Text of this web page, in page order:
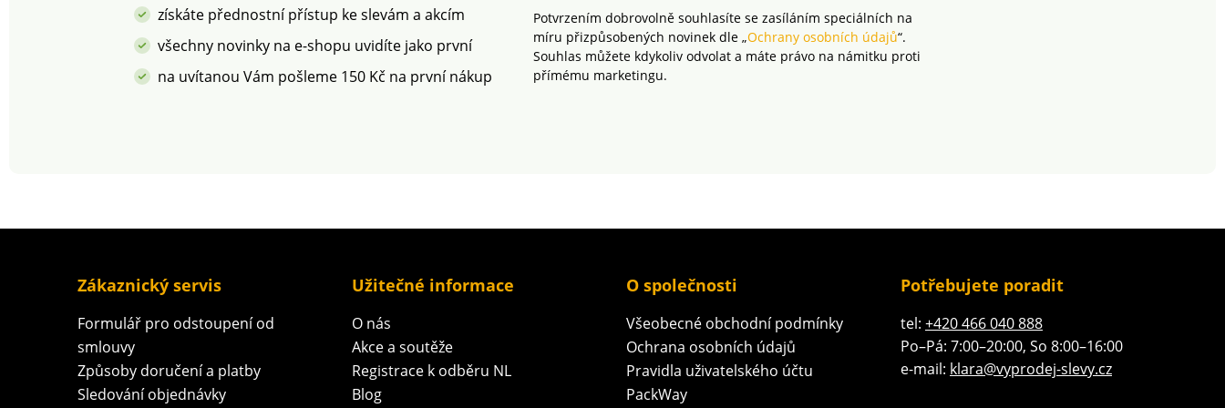
bezpečný nad rámec
platných norem. Lze prát
rámec platných norem.
Lze prát v pračce.
získáte přednostní přístup ke slevám a akcím
všechny novinky na e-shopu uvidíte jako první
na uvítanou Vám pošleme 150 Kč na první nákup
Potvrzením dobrovolně souhlasíte se zasíláním speciálních na
míru přizpůsobených novinek dle „Ochrany osobních údajů“.
Souhlas můžete kdykoliv odvolat a máte právo na námitku proti
přímému marketingu.
Zákaznický servis
Formulář pro odstoupení od
smlouvy
Způsoby doručení a platby
Sledování objednávky
Užitečné informace
O nás
Akce a soutěže
Registrace k odběru NL
Blog
O společnosti
Všeobecné obchodní podmínky
Ochrana osobních údajů
Pravidla uživatelského účtu
PackWay
Potřebujete poradit
tel: +420 466 040 888
Po–Pá: 7:00–20:00, So 8:00–16:00
e-mail: klara@vyprodej-slevy.cz